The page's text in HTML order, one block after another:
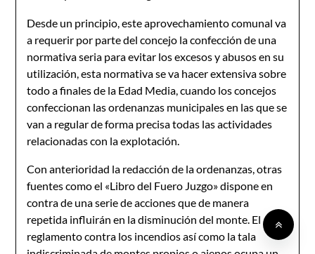
Desde un principio, este aprovechamiento comunal va
a requerir por parte del concejo la confección de una
normativa seria para evitar los excesos y abusos en su
utilización, esta normativa se va hacer extensiva sobre
todo a finales de la Edad Media, cuando los concejos
confeccionan las ordenanzas municipales en las que se
van a regular de forma precisa todas las actividades
relacionadas con la explotación.
Con anterioridad la redacción de la ordenanzas, otras
fuentes como el «Libro del Fuero Juzgo» dispone en
contra de una serie de acciones que de manera
repetida influirán en la disminución del monte. El
reglamento contra los incendios así como la tala